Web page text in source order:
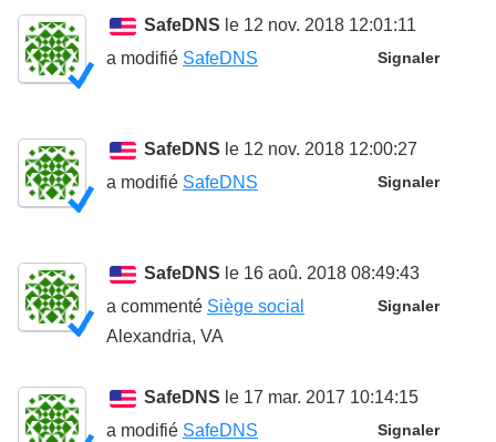
SafeDNS le 12 nov. 2018 12:01:11
Signaler
a modifié SafeDNS
SafeDNS le 12 nov. 2018 12:00:27
Signaler
a modifié SafeDNS
SafeDNS le 16 aoû. 2018 08:49:43
Signaler
a commenté Siège social
Alexandria, VA
SafeDNS le 17 mar. 2017 10:14:15
Signaler
a modifié SafeDNS